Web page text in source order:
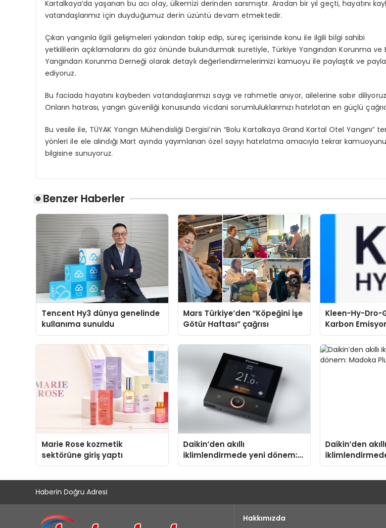
Kartalkaya’da yaşanan bu acı olay, ülkemizi derinden sarsmıştır. Aradan bir yıl geçti, hayatını
vatandaşlarımız için duyduğumuz derin üzüntü devam etmektedir.
Çıkan yangınla ilgili gelişmeleri yakından takip edip, süreç içerisinde konu ile ilgili bilgi sahibi
yetkililerin açıklamalarını da göz önünde bulundurmak suretiyle, Türkiye Yangından Korunma ve
Yangından Korunma Derneği olarak detaylı değerlendirmelerimizi kamuoyu ile paylaştık ve
ediyoruz.
Bu faciada hayatını kaybeden vatandaşlarımızı saygı ve rahmetle anıyor, ailelerine sabır
Onların hatırası, yangın güvenliği konusunda vicdani sorumluluklarımızı hatırlatan en güçlü
Bu vesile ile, TÜYAK Yangın Mühendisliği Dergisi’nin “Bolu Kartalkaya Grand Kartal Otel Yangını”
yönleri ile ele alındığı Mart ayında yayımlanan özel sayıyı hatırlatma amacıyla tekrar
bilgisine sunuyoruz.
Benzer Haberler
Tencent Hy3 dünya genelinde
kullanıma sunuldu
Mars Türkiye’den “Köpeğini İşe
Götür Haftası” çağrısı
Kleen-Hy-Dro-
Karbon
Isıtma
TSSA
Aldı
Marie Rose kozmetik
sektörüne giriş yaptı
Daikin’den akıllı
iklimlendirmede yeni dönem:
Madoka Plus Türkiye’de
Daikin’den akıllı
Madoka Plus
Haberin Doğru Adresi
Hakkımızda